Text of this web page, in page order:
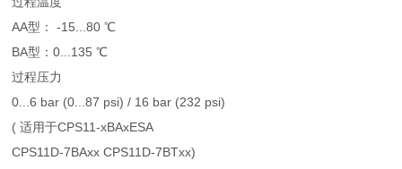
AA型： -15...80 ℃
BA型：0...135 ℃
过程压力
0...6 bar (0...87 psi) / 16 bar (232 psi)
( 适用于CPS11-xBAxESA
CPS11D-7BAxx CPS11D-7BTxx)